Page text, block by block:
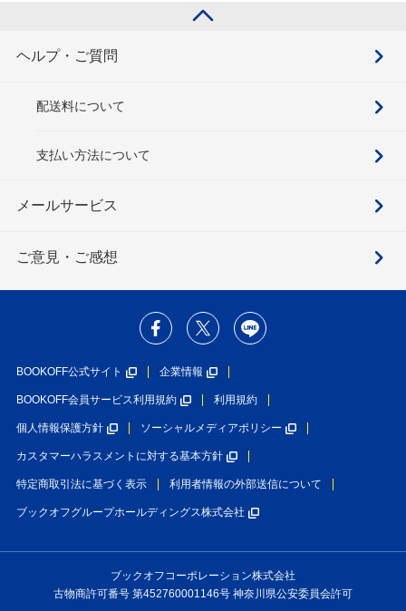
ヘルプ・ご質問
配送料について
支払い方法について
メールサービス
ご意見・ご感想
BOOKOFF公式サイト 企業情報
BOOKOFF会員サービス利用規約 利用規約
個人情報保護方針 ソーシャルメディアポリシー
カスタマーハラスメントに対する基本方針
特定商取引法に基づく表示 利用者情報の外部送信について
ブックオフグループホールディングス株式会社
ブックオフコーポレーション株式会社
古物商許可番号 第452760001146号 神奈川県公安委員会許可